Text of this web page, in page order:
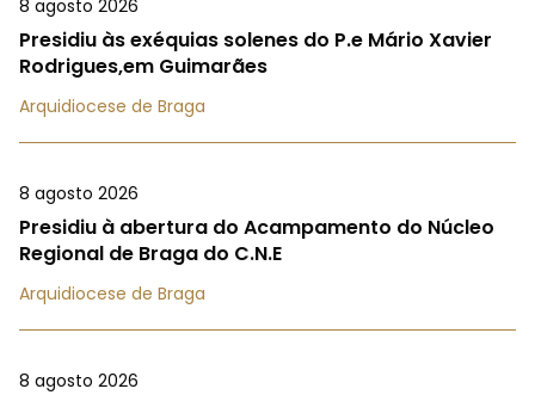
8 agosto 2026
Presidiu às exéquias solenes do P.e Mário Xavier
Rodrigues,em Guimarães
Arquidiocese de Braga
8 agosto 2026
Presidiu à abertura do Acampamento do Núcleo
Regional de Braga do C.N.E
Arquidiocese de Braga
8 agosto 2026